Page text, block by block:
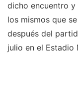
dicho encuentro
los mismos que
después del
julio en el Estadio